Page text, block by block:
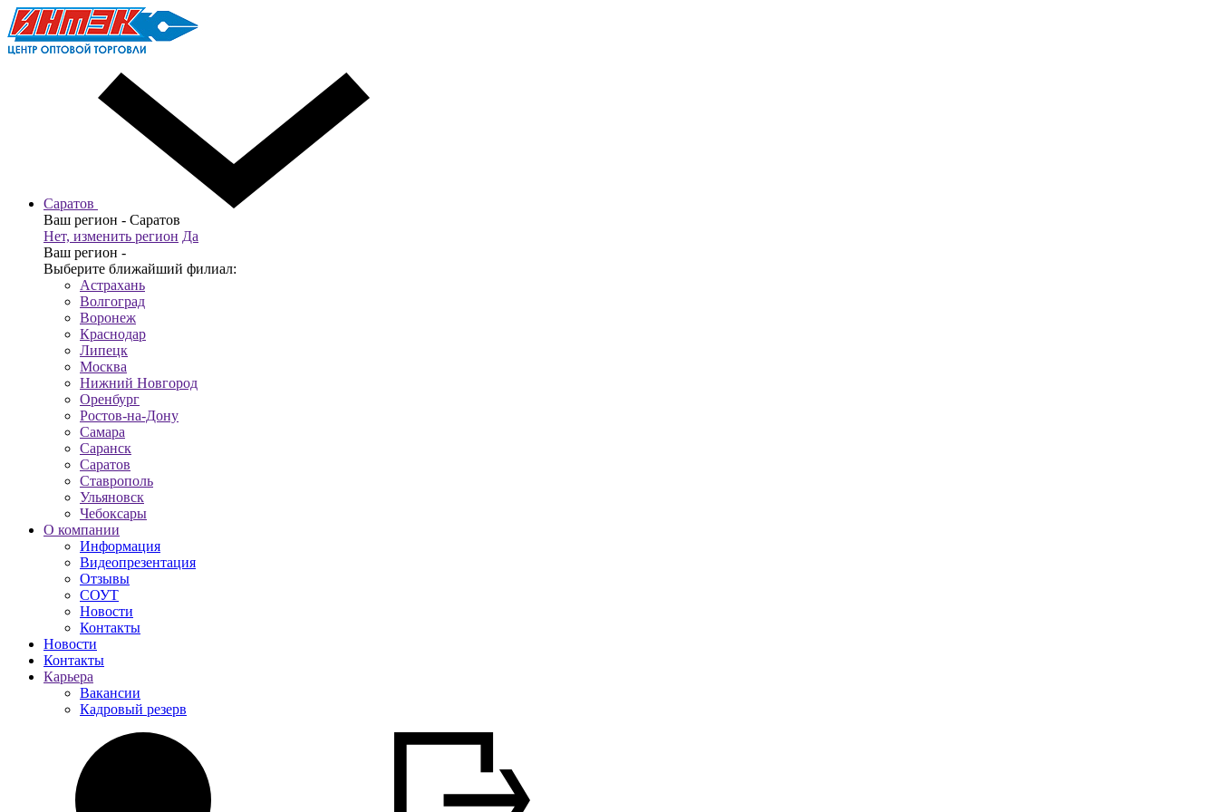
Саратов
Ваш регион - Саратов
Нет, изменить регион Да
Ваш регион -
Выберите ближайший филиал:
Астрахань
Волгоград
Воронеж
Краснодар
Липецк
Москва
Нижний Новгород
Оренбург
Ростов-на-Дону
Самара
Саранск
Саратов
Ставрополь
Ульяновск
Чебоксары
О компании
Информация
Видеопрезентация
Отзывы
СОУТ
Новости
Контакты
Новости
Контакты
Карьера
Вакансии
Кадровый резерв